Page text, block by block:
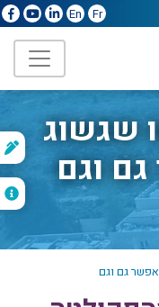
Fr
En
שגשוג
וגם
גם וגם